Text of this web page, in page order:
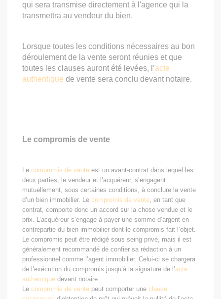
qui sera transmise directement à l'agence qui la
transmettra au vendeur du bien.
Lorsque toutes les conditions nécessaires au bon
déroulement de la vente seront réunies et que
toutes les clauses auront été levées, l’acte
authentique de vente sera conclu devant notaire.
Le compromis de vente
Le compromis de vente est un avant-contrat dans lequel les
deux parties, le vendeur et l’acquéreur, s’engagent
mutuellement, sous certaines conditions, à conclure la vente
d’un bien immobilier. Le compromis de vente, en tant que
contrat, comporte donc un accord sur la chose vendue et le
prix. L’acquéreur s’engage à payer une somme d’argent en
contrepartie du bien immobilier dont le compromis fait l’objet.
Le compromis peut être rédigé sous seing privé, mais il est
généralement recommandé de confier sa rédaction à un
professionnel comme l’agent immobilier. Celui-ci se chargera
de l’exécution du compromis jusqu’à la signature de l’acte
authentique devant notaire.
Le compromis de vente peut comporter une clause